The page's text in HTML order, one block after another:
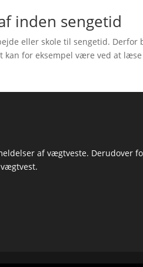
inden sengetid
eller skole til sengetid. Derfor
kan for eksempel være ved at
af vægtveste. Derudover